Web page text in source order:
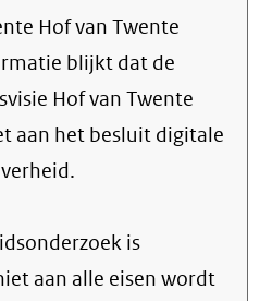
blijkt dat de
Hof van Twente
aan het besluit digitale
is
aan alle eisen wordt